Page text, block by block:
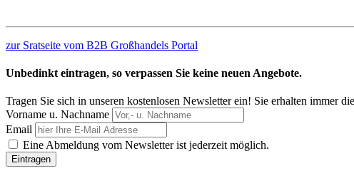
zur Sratseite vom B2B Großhandels Portal
Unbedinkt eintragen, so verpassen Sie keine neuen Angebote.
Tragen Sie sich in unseren kostenlosen Newsletter ein! Sie erhalten immer
Vorname u. Nachname
Email
Eine Abmeldung vom Newsletter ist jederzeit möglich.